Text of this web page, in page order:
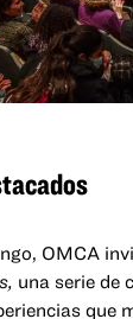
OMCA
una serie de
que